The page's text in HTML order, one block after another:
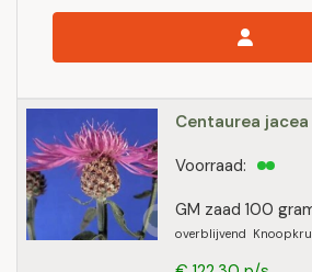
Centaurea jacea
GM zaad 100
overblijvend
Voorraad: